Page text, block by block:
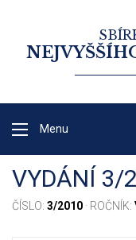
Menu
VYDÁNÍ 3/
ČÍSLO: 3/2010 · ROČNÍK: